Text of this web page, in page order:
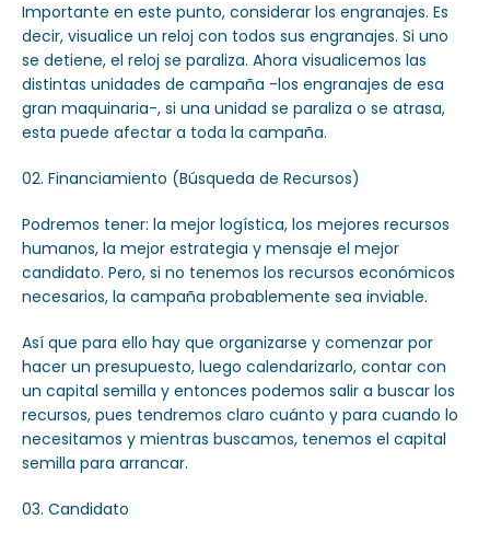
Importante en este punto, considerar los engranajes. Es
decir, visualice un reloj con todos sus engranajes. Si uno
se detiene, el reloj se paraliza. Ahora visualicemos las
distintas unidades de campaña -los engranajes de esa
gran maquinaria-, si una unidad se paraliza o se atrasa,
esta puede afectar a toda la campaña.
Financiamiento (Búsqueda de Recursos)
Podremos tener: la mejor logística, los mejores recursos
humanos, la mejor estrategia y mensaje el mejor
candidato. Pero, si no tenemos los recursos económicos
necesarios, la campaña probablemente sea inviable.
Así que para ello hay que organizarse y comenzar por
hacer un presupuesto, luego calendarizarlo, contar con
un capital semilla y entonces podemos salir a buscar los
recursos, pues tendremos claro cuánto y para cuando lo
necesitamos y mientras buscamos, tenemos el capital
semilla para arrancar.
Candidato